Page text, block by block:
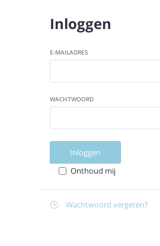
Inloggen
E-MAILADRES
WACHTWOORD
Inloggen
Onthoud mij
 Wachtwoord vergeten?